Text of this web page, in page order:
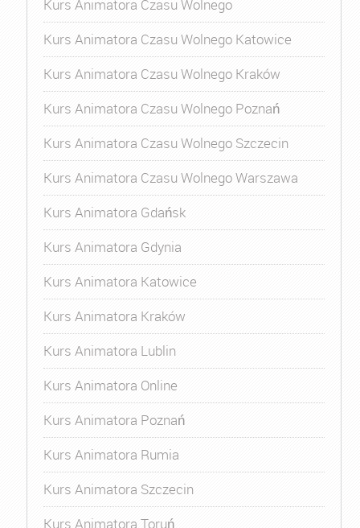
Kurs Animatora Czasu Wolnego
Kurs Animatora Czasu Wolnego Katowice
Kurs Animatora Czasu Wolnego Kraków
Kurs Animatora Czasu Wolnego Poznań
Kurs Animatora Czasu Wolnego Szczecin
Kurs Animatora Czasu Wolnego Warszawa
Kurs Animatora Gdańsk
Kurs Animatora Gdynia
Kurs Animatora Katowice
Kurs Animatora Kraków
Kurs Animatora Lublin
Kurs Animatora Online
Kurs Animatora Poznań
Kurs Animatora Rumia
Kurs Animatora Szczecin
Kurs Animatora Toruń